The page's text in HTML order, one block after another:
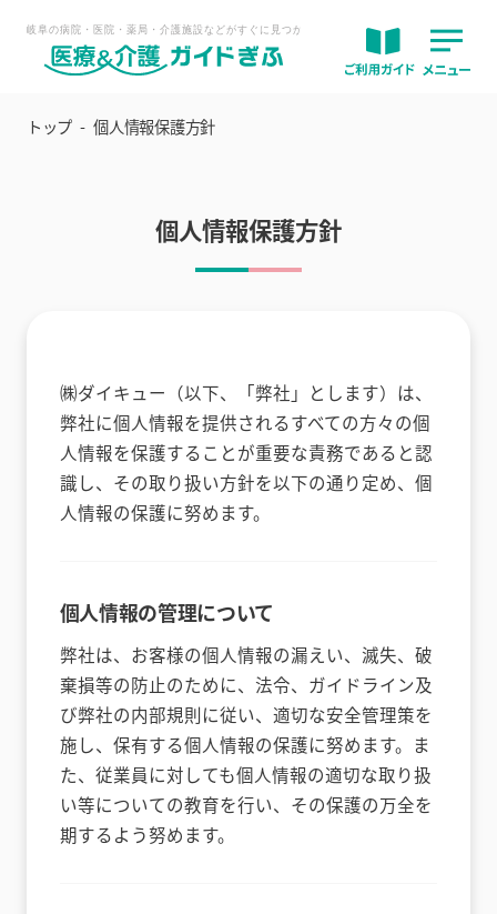
トップ 個人情報保護方針
個人情報保護方針
㈱ダイキュー（以下、「弊社」とします）は、
弊社に個人情報を提供されるすべての方々の個
人情報を保護することが重要な責務であると認
識し、その取り扱い方針を以下の通り定め、個
人情報の保護に努めます。
個人情報の管理について
弊社は、お客様の個人情報の漏えい、滅失、破
棄損等の防止のために、法令、ガイドライン及
び弊社の内部規則に従い、適切な安全管理策を
施し、保有する個人情報の保護に努めます。ま
た、従業員に対しても個人情報の適切な取り扱
い等についての教育を行い、その保護の万全を
期するよう努めます。